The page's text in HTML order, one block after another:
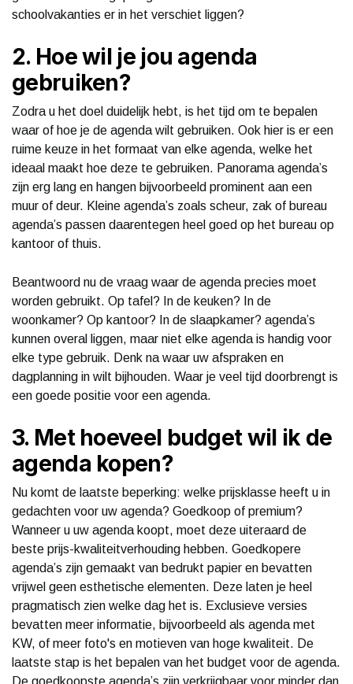
schoolvakanties er in het verschiet liggen?
2. Hoe wil je jou agenda
gebruiken?
Zodra u het doel duidelijk hebt, is het tijd om te bepalen
waar of hoe je de agenda wilt gebruiken. Ook hier is er een
ruime keuze in het formaat van elke agenda, welke het
ideaal maakt hoe deze te gebruiken. Panorama agenda’s
zijn erg lang en hangen bijvoorbeeld prominent aan een
muur of deur. Kleine agenda’s zoals scheur, zak of bureau
agenda’s passen daarentegen heel goed op het bureau op
kantoor of thuis.
Beantwoord nu de vraag waar de agenda precies moet
worden gebruikt. Op tafel? In de keuken? In de
woonkamer? Op kantoor? In de slaapkamer? agenda’s
kunnen overal liggen, maar niet elke agenda is handig voor
elke type gebruik. Denk na waar uw afspraken en
dagplanning in wilt bijhouden. Waar je veel tijd doorbrengt is
een goede positie voor een agenda.
3. Met hoeveel budget wil ik de
agenda kopen?
Nu komt de laatste beperking: welke prijsklasse heeft u in
gedachten voor uw agenda? Goedkoop of premium?
Wanneer u uw agenda koopt, moet deze uiteraard de
beste prijs-kwaliteitverhouding hebben. Goedkopere
agenda’s zijn gemaakt van bedrukt papier en bevatten
vrijwel geen esthetische elementen. Deze laten je heel
pragmatisch zien welke dag het is. Exclusieve versies
bevatten meer informatie, bijvoorbeeld als agenda met
KW, of meer foto's en motieven van hoge kwaliteit. De
laatste stap is het bepalen van het budget voor de agenda.
De goedkoopste agenda’s zijn verkrijgbaar voor minder dan